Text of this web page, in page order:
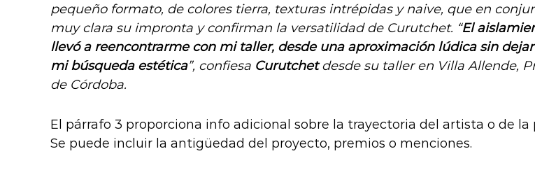
pequeño formato, de colores tierra, texturas intrépidas y naive, que en
muy clara su impronta y confirman la versatilidad de Curutchet. “El
llevó a reencontrarme con mi taller, desde una aproximación lúdica sin
mi búsqueda estética”, confiesa Curutchetdesde su taller en Villa Allende,
de Córdoba.
El párrafo 3 proporciona info adicional sobre la trayectoria del artista o de la
Se puede incluir la antigüedad del proyecto, premios o menciones.